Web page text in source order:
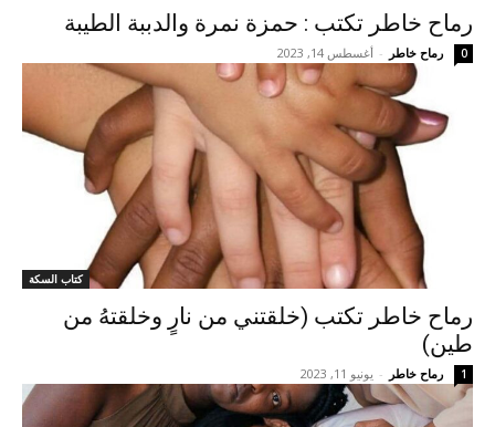
رماح خاطر تكتب : حمزة نمرة والدببة الطيبة
رماح خاطر - أغسطس 14, 2023 0
كتاب السكة
رماح خاطر تكتب (خلقتني من نارٍ وخلقتهُ من
طين)
رماح خاطر - يونيو 11, 2023 1